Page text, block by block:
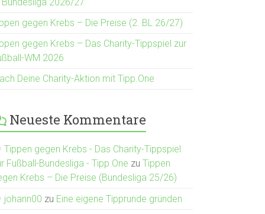
gegen Krebs – Die Preise (2. BL 26/27)
gegen Krebs – Das Charity-Tippspiel zur
WM 2026
Deine Charity-Aktion mit Tipp.One
Neueste Kommentare
Tippen gegen Krebs - Das Charity-Tippspiel
Fußball-Bundesliga - Tipp.One zuTippen
Krebs – Die Preise (Bundesliga 25/26)
johann00 zu Eine eigene Tipprunde gründen